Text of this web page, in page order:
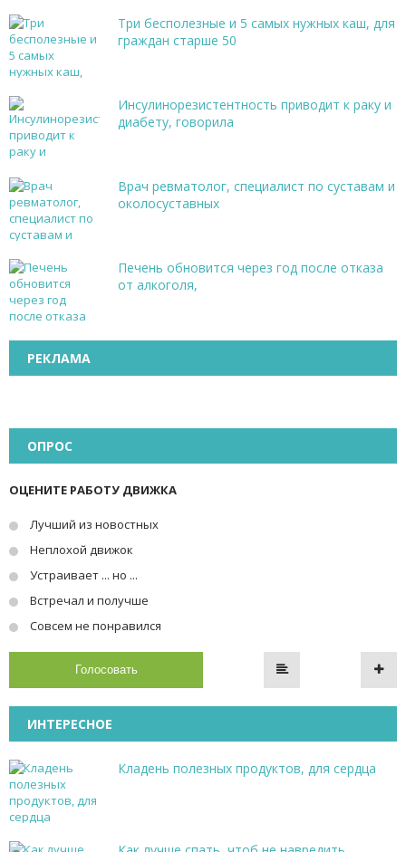
Три бесполезные и 5 самых нужных каш, для
граждан старше 50
Инсулинорезистентность приводит к раку и
диабету, говорила
Врач ревматолог, специалист по суставам и
околосуставных
Печень обновится через год после отказа
от алкоголя,
РЕКЛАМА
ОПРОС
ОЦЕНИТЕ РАБОТУ ДВИЖКА
Лучший из новостных
Неплохой движок
Устраивает ... но ...
Встречал и получше
Совсем не понравился
Голосовать
ИНТЕРЕСНОЕ
Кладень полезных продуктов, для сердца